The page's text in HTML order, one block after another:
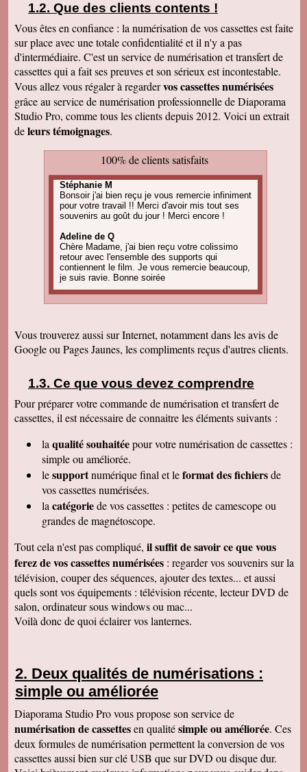
Que des clients contents !
Vous êtes en confiance : la numérisation de vos cassettes est faite
sur place avec une totale confidentialité et il n'y a pas
d'intermédiaire. C'est un service de numérisation et transfert de
cassettes qui a fait ses preuves et son sérieux est incontestable.
Vous allez vous régaler à regardervos cassettes numérisées
grâce au service de numérisation professionnelle de Diaporama
Studio Pro, comme tous les clients depuis 2012. Voici un extrait
deleurs témoignages.
100% de clients satisfaits
Stéphanie M
Bonsoir j'ai bien reçu je vous remercie infiniment
pour votre travail !! Merci d'avoir mis tout ses
souvenirs au goût du jour ! Merci encore !
Adeline de Q
Chère Madame, j'ai bien reçu votre colissimo
retour avec l'ensemble des supports qui
contiennent le film. Je vous remercie beaucoup,
je suis ravie. Bonne soirée
projets de commande, alors, sûrement à bientôt
! Cordialement
d'image est parfaite. Merci beaucoup
Nadine H
Bonjour, on a bien reçu le colis on vous
remercie beaucoup bonne journée
Christian R
Encore une belle expérience, comme la
première fois nous sommes ravis. Merci de
pouvoir nous faire revivre le passé Travail
raffiné, effectué consciencieusement , avec en
plus des délais et prix tout à fait corrects
À recommander sans hésitation
Les Alesiens
Bonjour, super ! Suite au super résultat de la
première cassette, mes grands-parents ont
décidé de toutes les faire pour pouvoir voir a
nouveau ces souvenirs sur la télé :)
Cordialement
Cécile M
Bonjour. Je viens de recevoir le colis et je suis
en train de regarder les films sur mon ordinateur.
Amandine L
Bonjour nous avons bien reçus les cassettes et
les vidéos sont supers ! Merci beaucoup
Cordialement,
Jean-Marie B
Colis bien reçu ça marche en direct sur la TV.
Merci beaucoup. Des amis vont vous contacter
de ma part. Bonne continuation
Vous trouverez aussi sur Internet, notamment dans les avis de
Google ou Pages Jaunes, les compliments reçus d'autres clients.
Ce que vous devez comprendre
Pour préparer votre commande de numérisation et transfert de
cassettes, il est nécessaire de connaitre les éléments suivants :
la qualité souhaitéepour votre numérisation de cassettes :
simple ou améliorée.
lesupportnumérique final et leformat des fichiersde
vos cassettes numérisées.
la catégoriede vos cassettes : petites de camescope ou
grandes de magnétoscope.
Tout cela n'est pas compliqué, il suffit de savoir ce que vous
ferez de vos cassettes numérisées : regarder vos souvenirs sur la
télévision, couper des séquences, ajouter des textes... et aussi
quels sont vos équipements : télévision récente, lecteur DVD de
salon, ordinateur sous windows ou mac...
Voilà donc de quoi éclairer vos lanternes.
Deux qualités de numérisations :
simple ou améliorée
Diaporama Studio Pro vous propose son service de
numérisation de cassettesen qualitésimple ou améliorée. Ces
deux formules de numérisation permettent la conversion de vos
cassettes aussi bien sur clé USB que sur DVD ou disque dur.